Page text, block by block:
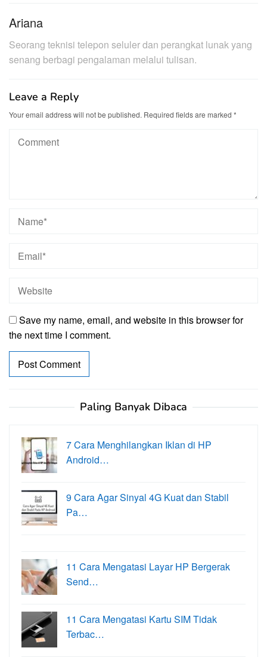
Ariana
Seorang teknisi telepon seluler dan perangkat lunak yang
senang berbagi pengalaman melalui tulisan.
Leave a Reply
Your email address will not be published. Required fields are marked *
Save my name, email, and website in this browser for
the next time I comment.
Paling Banyak Dibaca
7 Cara Menghilangkan Iklan di HP
Android…
9 Cara Agar Sinyal 4G Kuat dan Stabil
Pa…
11 Cara Mengatasi Layar HP Bergerak
Send…
11 Cara Mengatasi Kartu SIM Tidak
Terbac…